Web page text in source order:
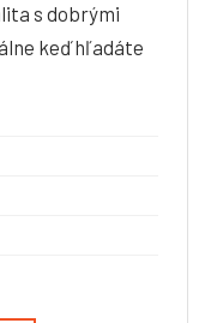
s dobrými
keď hľadáte